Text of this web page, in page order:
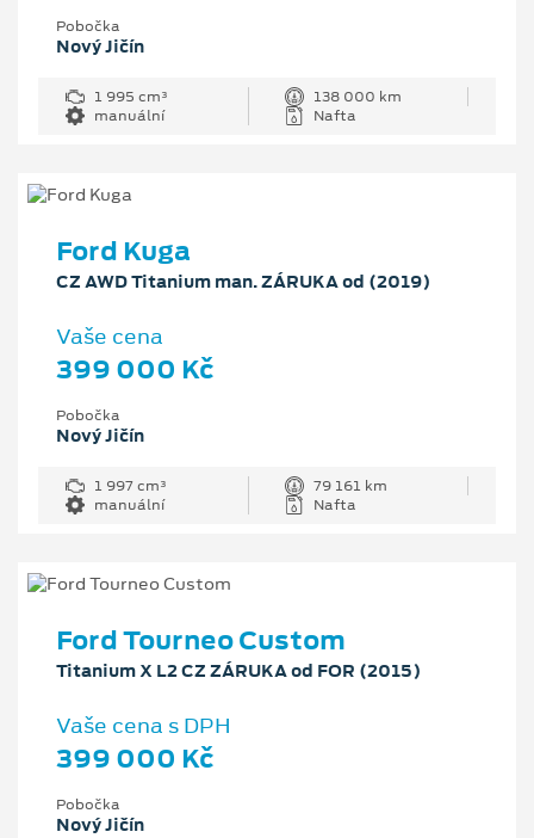
Pobočka
Nový Jičín
1 995 cm³
138 000 km
manuální
Nafta
Ford Kuga
CZ AWD Titanium man. ZÁRUKA od (2019)
Vaše cena
399 000 Kč
Pobočka
Nový Jičín
1 997 cm³
79 161 km
manuální
Nafta
Ford Tourneo Custom
Titanium X L2 CZ ZÁRUKA od FOR (2015)
Vaše cena s DPH
399 000 Kč
Pobočka
Nový Jičín